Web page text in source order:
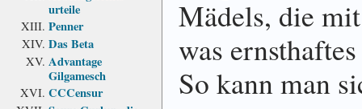
urteile
Penner
Das Beta
Advantage
Gilgamesch
CCCensur
Mädels, die
was
So kann man